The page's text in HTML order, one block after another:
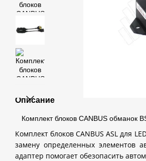
Описание
Комплект блоков CANBUS обманок
Комплект блоков CANBUS ASL для
замену определенных элементов
адаптер помогает обезопасить